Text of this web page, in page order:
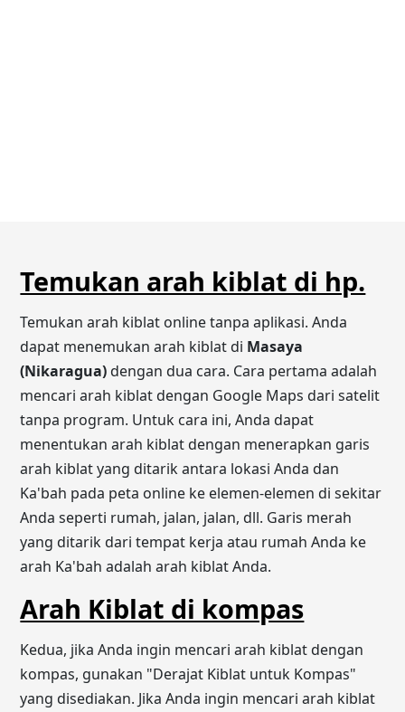
Temukan arah kiblat di hp.
Temukan arah kiblat online tanpa aplikasi. Anda
dapat menemukan arah kiblat di Masaya
(Nikaragua)dengan dua cara. Cara pertama adalah
mencari arah kiblat dengan Google Maps dari satelit
tanpa program. Untuk cara ini, Anda dapat
menentukan arah kiblat dengan menerapkan garis
arah kiblat yang ditarik antara lokasi Anda dan
Ka'bah pada peta online ke elemen-elemen di sekitar
Anda seperti rumah, jalan, jalan, dll. Garis merah
yang ditarik dari tempat kerja atau rumah Anda ke
arah Ka'bah adalah arah kiblat Anda.
Arah Kiblat di kompas
Kedua, jika Anda ingin mencari arah kiblat dengan
kompas, gunakan "Derajat Kiblat untuk Kompas"
yang disediakan. Jika Anda ingin mencari arah kiblat